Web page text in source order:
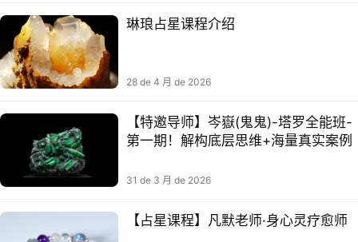
琳琅占星课程介绍
28 de 4 月 de 2026
【特邀导师】岑嶽(鬼鬼)-塔罗全能班-
第一期！解构底层思维+海量真实案例
31 de 3 月 de 2026
【占星课程】凡默老师·身心灵疗愈师